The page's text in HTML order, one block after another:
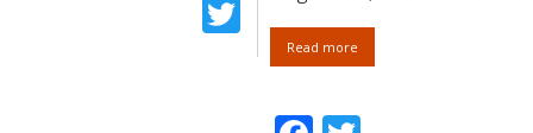
Twitter
Read more